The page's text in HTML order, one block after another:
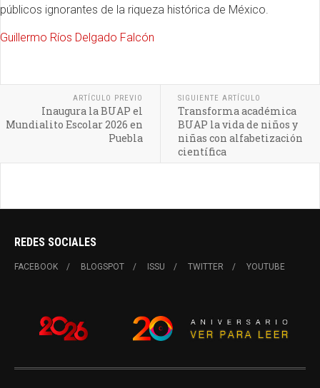
públicos ignorantes de la riqueza histórica de México.
Guillermo Ríos Delgado Falcón
ARTÍCULO PREVIO
Inaugura la BUAP el
Mundialito Escolar 2026 en
Puebla
SIGUIENTE ARTÍCULO
Transforma académica
BUAP la vida de niños y
niñas con alfabetización
científica
REDES SOCIALES
FACEBOOK BLOGSPOT ISSU TWITTER YOUTUBE